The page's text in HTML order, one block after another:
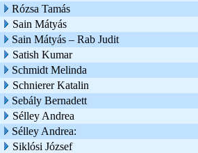
Rózsa Tamás
Sain Mátyás
Sain Mátyás – Rab Judit
Satish Kumar
Schmidt Melinda
Schnierer Katalin
Sebály Bernadett
Sélley Andrea
Sélley Andrea:
Siklósi József